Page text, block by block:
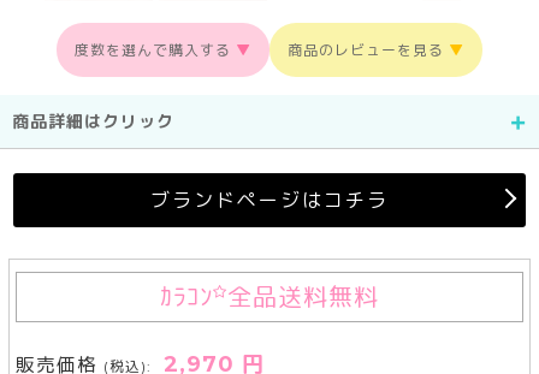
度数を選んで購入する ▼ 商品のレビューを見る ▼
商品詳細はクリック
ブランドページはコチラ
ｶﾗｺﾝ 全品送料無料
販売価格 (税込): 2,970 円